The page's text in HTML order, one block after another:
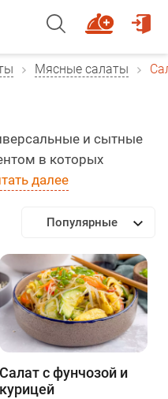
Мясные салаты
и сытные
в которых
далее
Популярные
Салат с фунчозой и
курицей